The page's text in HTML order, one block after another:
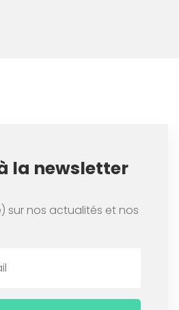
la newsletter
sur nos actualités et nos